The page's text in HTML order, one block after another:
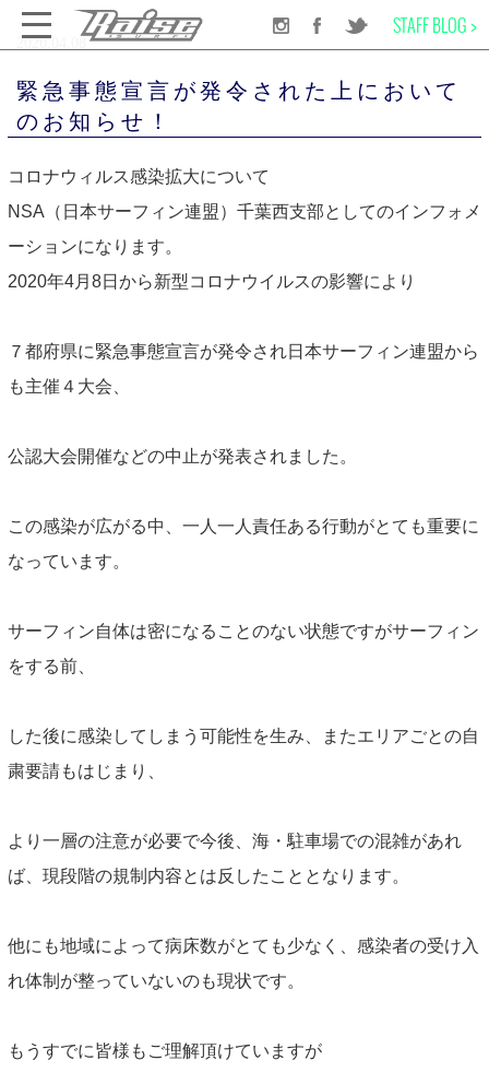
STAFF BLOG >
緊急事態宣言が発令された上においてのお知らせ！
WET SUITS
SURF GEAR
APPAREL
CONTACT
2020.04.08
緊急事態宣言が発令された上において
のお知らせ！
コロナウィルス感染拡大について
NSA（日本サーフィン連盟）千葉西支部としてのインフォメ
ーションになります。
2020年4月8日から新型コロナウイルスの影響により
７都府県に緊急事態宣言が発令され日本サーフィン連盟から
も主催４大会、
公認大会開催などの中止が発表されました。
この感染が広がる中、一人一人責任ある行動がとても重要に
なっています。
サーフィン自体は密になることのない状態ですがサーフィン
をする前、
した後に感染してしまう可能性を生み、またエリアごとの自
粛要請もはじまり、
より一層の注意が必要で今後、海・駐車場での混雑があれ
ば、現段階の規制内容とは反したこととなります。
他にも地域によって病床数がとても少なく、感染者の受け入
れ体制が整っていないのも現状です。
もうすでに皆様もご理解頂けていますが